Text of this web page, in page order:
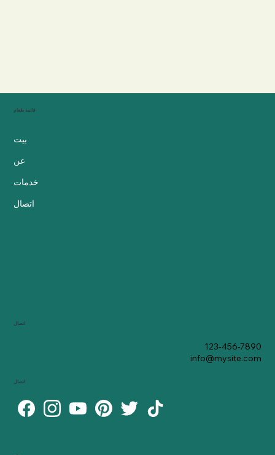
قائمة طعام
بيت
عن
خدمات
اتصال
اتصال
123-456-7890
info@mysite.com
اتصال